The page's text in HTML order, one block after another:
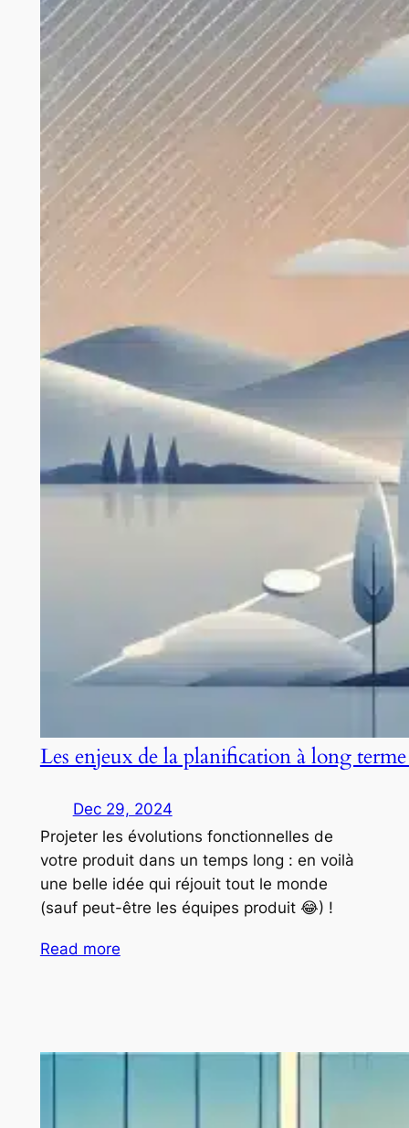
Les enjeux de la planification à long
Dec 29, 2024
Projeter les évolutions fonctionnelles de
votre produit dans un temps long : en voilà
une belle idée qui réjouit tout le monde
(sauf peut-être les équipes produit 😂) !
Read more